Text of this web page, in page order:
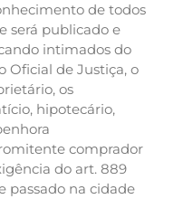
de todos
será publicado e
intimados do
Oficial de Justiça, o
os
hipotecário,
comprador
do art. 889
passado na cidade